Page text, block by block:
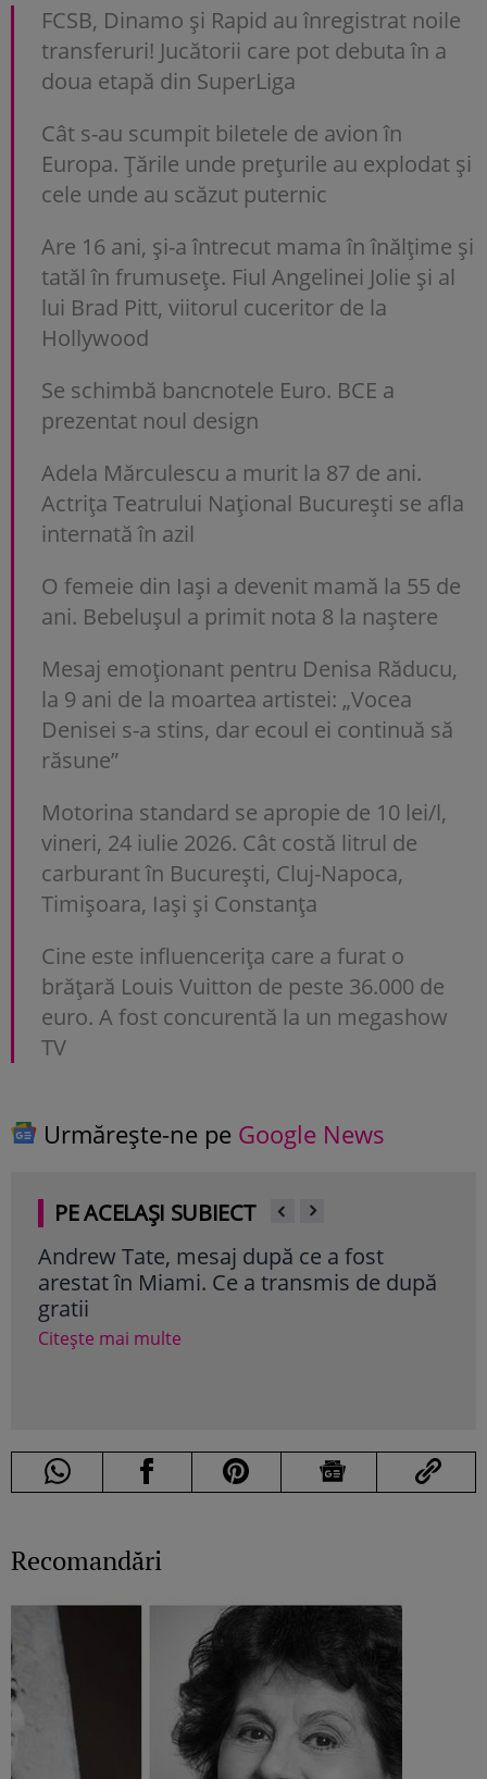
FCSB, Dinamo şi Rapid au înregistrat noile
transferuri! Jucătorii care pot debuta în a
doua etapă din SuperLiga
Cât s-au scumpit biletele de avion în
Europa. Țările unde prețurile au explodat și
cele unde au scăzut puternic
Are 16 ani, și-a întrecut mama în înălțime și
tatăl în frumusețe. Fiul Angelinei Jolie și al
lui Brad Pitt, viitorul cuceritor de la
Hollywood
Se schimbă bancnotele Euro. BCE a
prezentat noul design
Adela Mărculescu a murit la 87 de ani.
Actrița Teatrului Național București se afla
internată în azil
O femeie din Iași a devenit mamă la 55 de
ani. Bebelușul a primit nota 8 la naștere
Mesaj emoționant pentru Denisa Răducu,
la 9 ani de la moartea artistei: „Vocea
Denisei s-a stins, dar ecoul ei continuă să
răsune”
Motorina standard se apropie de 10 lei/l,
vineri, 24 iulie 2026. Cât costă litrul de
carburant în București, Cluj-Napoca,
Timișoara, Iași și Constanța
Cine este influencerița care a furat o
brățară Louis Vuitton de peste 36.000 de
euro. A fost concurentă la un megashow
TV
Urmărește-ne pe Google News
PE ACELAȘI SUBIECT
Andrew Tate, mesaj după ce a fost
arestat în Miami. Ce a transmis de după
gratii
Citește mai multe
Recomandări